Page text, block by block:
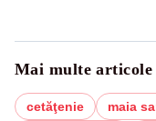
Mai multe articole
cetăţenie maia